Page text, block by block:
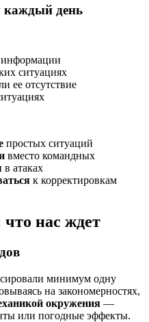
день
информации
ситуациях
ее отсутствие
простых ситуаций
вместо командных
в атаках
к корректировкам
что нас ждет
минимум одну
на закономерностях,
окружения —
или погодные эффекты.